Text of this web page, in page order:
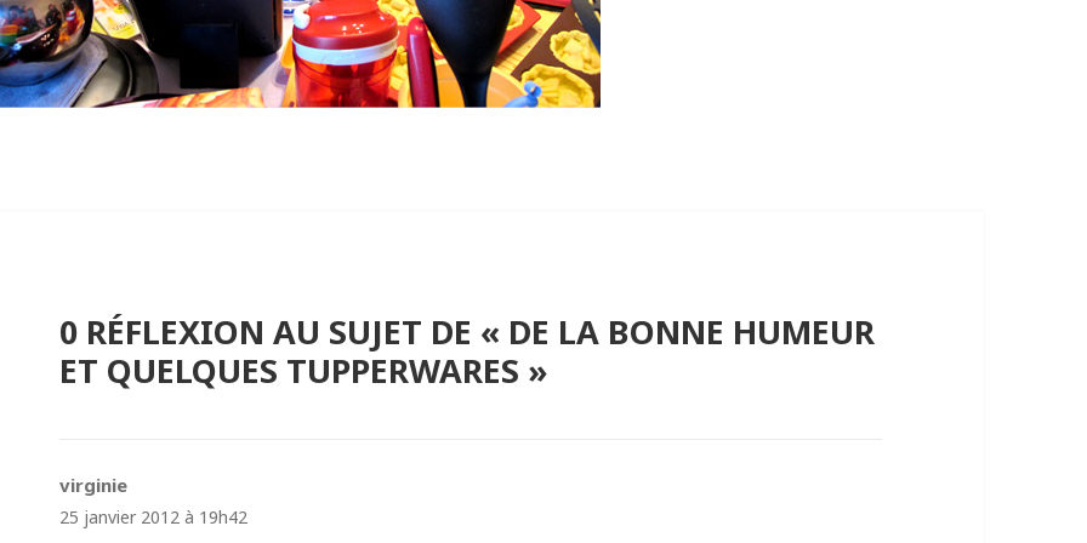
0 RÉFLEXION AU SUJET DE « DE LA BONNE HUMEUR
ET QUELQUES TUPPERWARES »
virginie
25 janvier 2012 à 19h42